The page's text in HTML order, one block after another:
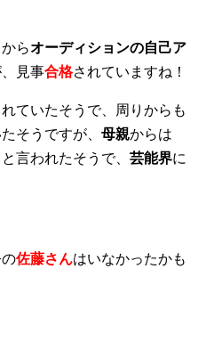
らオーディションの自己ア
見事合格されていますね！
ていたそうで、周りからも
そうですが、 母親からは
と言われたそうで、 芸能界に
佐藤さんはいなかったかも